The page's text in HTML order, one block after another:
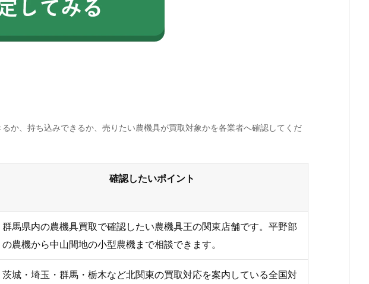
か、持ち込みできるか、売りたい農機具が買取対象かを各業者へ確認してくだ
確認したいポイント
群馬県内の農機具買取で確認したい農機具王の関東店舗です。平野部
の農機から中山間地の小型農機まで相談できます。
茨城・埼玉・群馬・栃木など北関東の買取対応を案内している全国対